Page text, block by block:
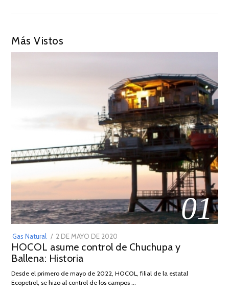
Más Vistos
01
Gas Natural
POSTED
ON
2 DE MAYO DE 2020
DE
2026
HOCOL asume control de Chuchupa y
Ballena: Historia
Desde el primero de mayo de 2022, HOCOL, filial de la estatal
Ecopetrol, se hizo al control de los campos …